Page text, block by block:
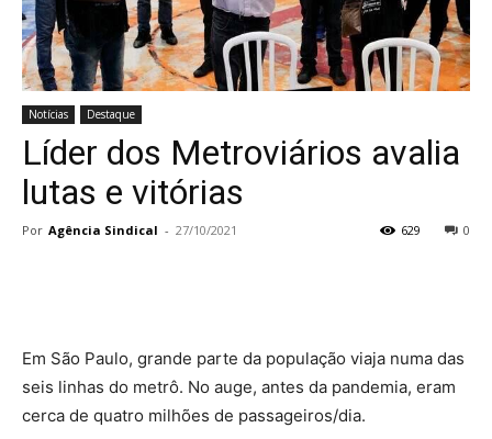
Notícias Destaque
Líder dos Metroviários avalia
lutas e vitórias
Por Agência Sindical - 27/10/2021 0
629
Em São Paulo, grande parte da população viaja numa das
seis linhas do metrô. No auge, antes da pandemia, eram
cerca de quatro milhões de passageiros/dia.